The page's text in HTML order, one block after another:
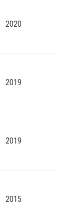
2020
2019
2019
2015